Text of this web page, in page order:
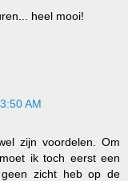
heel mooi!
AM
zijn voordelen. Om
ik toch eerst een
zicht heb op de